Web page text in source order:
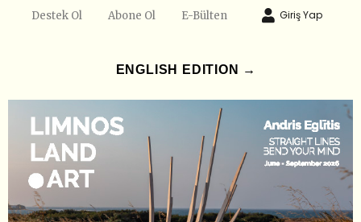
Destek Ol Abone Ol E-Bülten Giriş Yap
ENGLISH EDITION →